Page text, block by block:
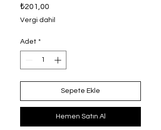
₺201,00
Vergi dahil
Adet *
Sepete Ekle
Hemen Satın Al